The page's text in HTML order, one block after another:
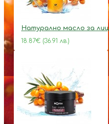
Натурално масло за
18.87€ (36.91 лв.)